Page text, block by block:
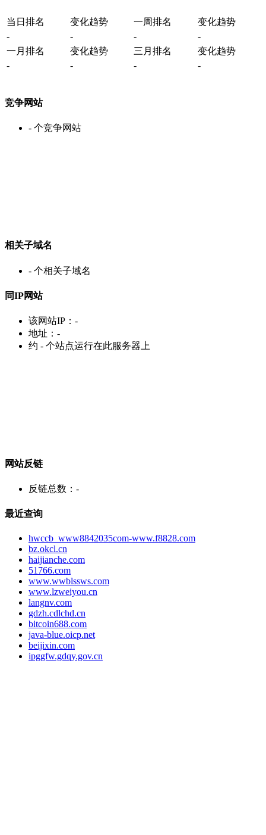
当日排名 变化趋势 一周排名
变化趋势
-
- -
-
一月排名
变化趋势 三月排名
变化趋势
-
- - -
竞争网站
- 个竞争网站
相关子域名
- 个相关子域名
同IP网站
该网站IP： -
地址： -
约 - 个站点运行在此服务器上
网站反链
反链总数： -
最近查询
hwccb_www8842035com-www.f8828.com
bz.okcl.cn
haijianche.com
51766.com
www.wwblssws.com
www.lzweiyou.cn
langnv.com
gdzh.cdlchd.cn
bitcoin688.com
java-blue.oicp.net
beijixin.com
ipggfw.gdqy.gov.cn